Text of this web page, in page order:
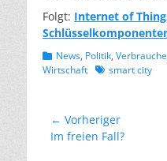
Folgt: Internet of
Kategorien
News, Politik,
Wirtschaft Schlagworte
smart city
← Vorheriger
Vorheriger
Im freien Fall?